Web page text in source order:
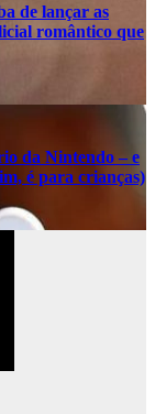
de lançar as
romântico que
da Nintendo – e
é para crianças)